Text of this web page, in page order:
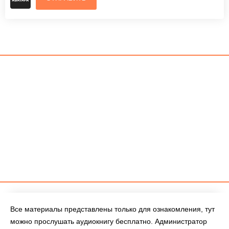
Все материалы представлены только для ознакомления, тут
можно прослушать аудиокнигу бесплатно. Администратор